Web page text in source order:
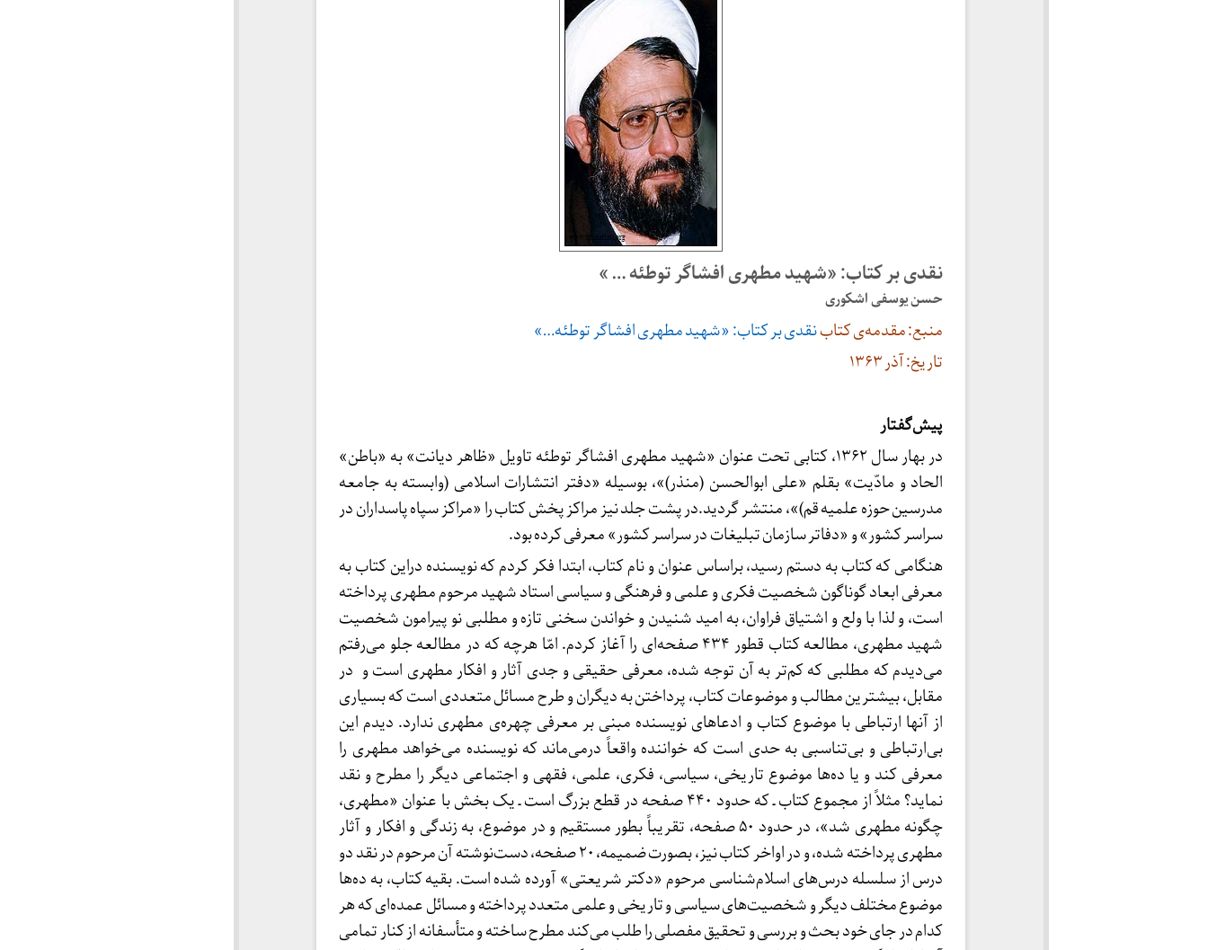
نقدی بر کتاب: «شهید مطهری افشاگر توطئه … »
حسن یوسفی اشکوری
منبع: مقدمه‌ی کتابنقدی بر کتاب: «شهید مطهری افشاگر توطئه…»
تاریخ: آذر ۱۳۶۳
پیش‌گفتار
در بهار سال ۱۳۶۲، کتابی تحت عنوان «شهید مطهری افشاگر توطئه تاویل «ظاهر دیانت» به «باطن»
الحاد و مادّیت» بقلم «علی ابوالحسن (منذر)»، بوسیله «دفتر انتشارات اسلامی (وابسته به جامعه
مدرسین حوزه علمیه قم)»، منتشر گردید.در پشت جلد نیز مراکز پخش کتاب را «مراکز سپاه پاسداران در
سراسر کشور» و «دفاتر سازمان تبلیغات در سراسر کشور» معرفی کرده بود.
هنگامی که کتاب به دستم رسید، براساس عنوان و نام کتاب، ابتدا فکر کردم که نویسنده دراین کتاب به
معرفی ابعاد گوناگون شخصیت فکری و علمی و فرهنگی و سیاسی استاد شهید مرحوم مطهری پرداخته
است، و لذا با ولع و اشتیاق فراوان، به امید شنیدن و خواندن سخنی تازه و مطلبی نو پیرامون شخصیت
شهید مطهری، مطالعه کتاب قطور ۴۳۴ صفحه‌ای را آغاز کردم. امّا هرچه که در مطالعه جلو می‌رفتم
می‌دیدم که مطلبی که کم‌تر به آن توجه شده، معرفی حقیقی و جدی آثار و افکار مطهری است و در
مقابل، بیشترین مطالب و موضوعات کتاب، پرداختن به دیگران و طرح مسائل متعددی است که بسیاری
از آنها ارتباطی با موضوع کتاب و ادعاهای نویسنده مبنی بر معرفی چهره‌ی مطهری ندارد. دیدم این
بی‌ارتباطی و بی‌تناسبی به حدی است که خواننده واقعاً درمی‌ماند که نویسنده می‌خواهد مطهری را
معرفی کند و یا ده‌ها موضوع تاریخی، سیاسی، فکری، علمی، فقهی و اجتماعی دیگر را مطرح و نقد
نماید؟ مثلاً از مجموع کتاب ـ که حدود ۴۴۰ صفحه در قطع بزرگ است ـ یک بخش با عنوان «مطهری،
چگونه مطهری شد»، در حدود ۵۰ صفحه، تقریباً بطور مستقیم و در موضوع، به زندگی و افکار و آثار
مطهری پرداخته شده، و در اواخر کتاب نیز، بصورت ضمیمه، ۲۰ صفحه، دست‌نوشته آن مرحوم در نقد دو
درس از سلسله درس‌های اسلام‌شناسی مرحوم «دکتر شریعتی» آورده شده است. بقیه کتاب، به ده‌ها
موضوع مختلف دیگر و شخصیت‌های سیاسی و تاریخی و علمی متعدد پرداخته و مسائل عمده‌ای که هر
کدام در جای خود بحث و بررسی و تحقیق مفصلی را طلب می‌کند مطرح ساخته و متأسفانه از کنار تمامی